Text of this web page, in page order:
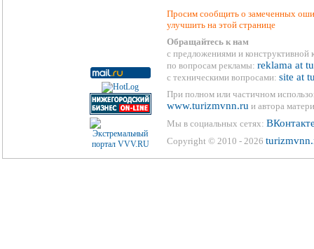
Просим сообщить о замеченных
улучшить на этой странице
Обращайтесь к нам
с предложениями и конструктивной
по вопросам рекламы: reklama at
с техническими вопросами: site at
При полном или частичном
www.turizmvnn.ru и автора
Мы в социальных сетях:
Copyright © 2010 - 2026